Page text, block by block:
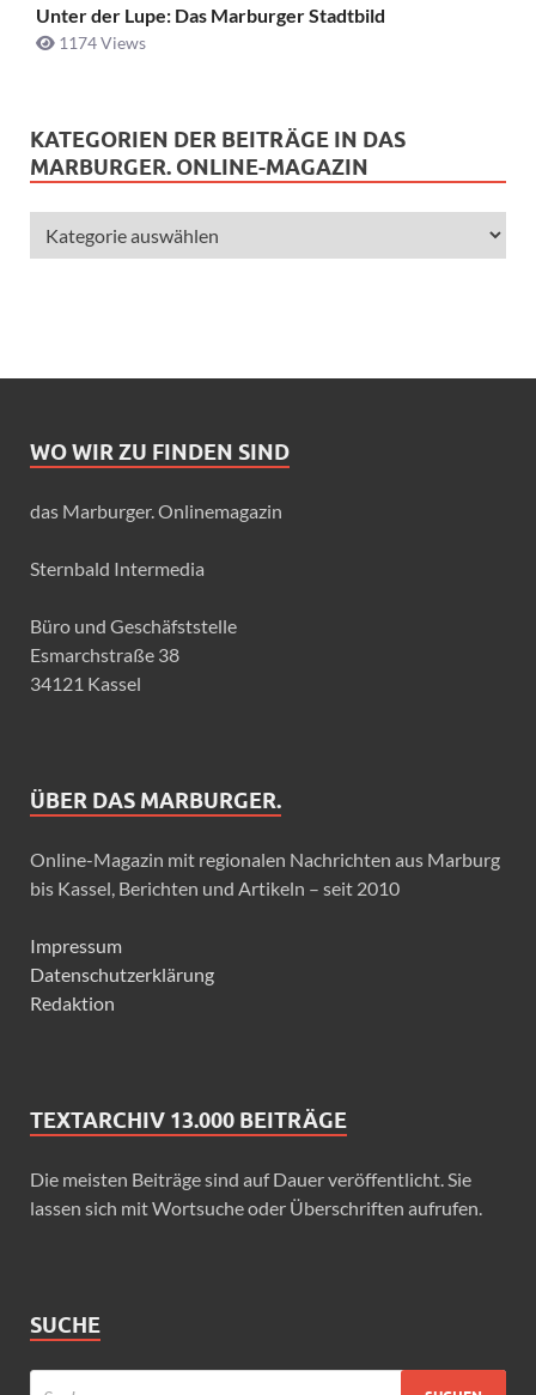
Unter der Lupe: Das Marburger Stadtbild
1174 Views
KATEGORIEN DER BEITRÄGE IN DAS
MARBURGER. ONLINE-MAGAZIN
WO WIR ZU FINDEN SIND
das Marburger. Onlinemagazin
Sternbald Intermedia
Büro und Geschäfststelle
Esmarchstraße 38
34121 Kassel
ÜBER DAS MARBURGER.
Online-Magazin mit regionalen Nachrichten aus Marburg
bis Kassel, Berichten und Artikeln – seit 2010
Impressum
Datenschutzerklärung
Redaktion
TEXTARCHIV 13.000 BEITRÄGE
Die meisten Beiträge sind auf Dauer veröffentlicht. Sie
lassen sich mit Wortsuche oder Überschriften aufrufen.
SUCHE